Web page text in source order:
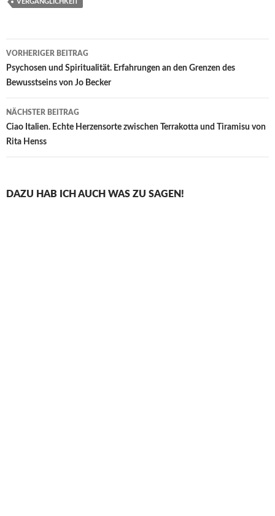
VERGÄNGLICHKEIT
Beitragsnavigation
VORHERIGER BEITRAG
Psychosen und Spiritualität. Erfahrungen an den Grenzen des
Bewusstseins von Jo Becker
NÄCHSTER BEITRAG
Ciao Italien. Echte Herzensorte zwischen Terrakotta und Tiramisu von
Rita Henss
DAZU HAB ICH AUCH WAS ZU SAGEN!